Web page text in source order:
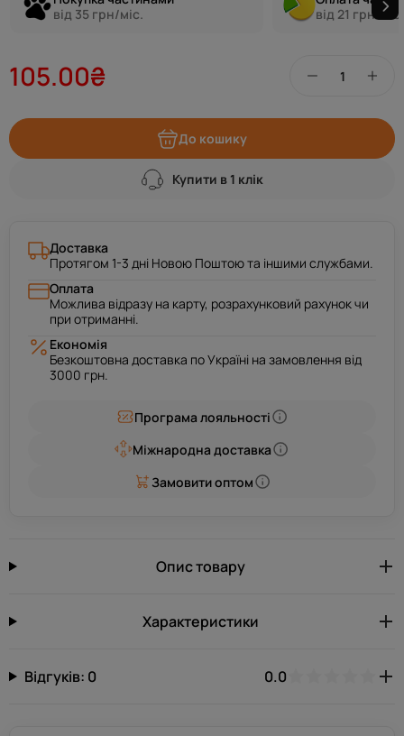
від 35 грн/міс.
від 21 грн/міс.
105.00₴
До кошику
Купити в 1 клік
Доставка
Протягом 1-3 дні Новою Поштою та іншими службами.
Оплата
Можлива відразу на карту, розрахунковий рахунок чи
при отриманні.
Економія
Безкоштовна доставка по Україні на замовлення від
3000 грн.
Програма лояльності
Міжнародна доставка
Замовити оптом
Опис товару
Характеристики
Відгуків: 0 0.0